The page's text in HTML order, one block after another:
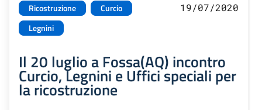
Ricostruzione
Curcio
Legnini
19/07/2020
Il 20 luglio a Fossa(AQ) incontro
Curcio, Legnini e Uffici speciali per
la ricostruzione